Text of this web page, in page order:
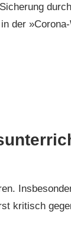
der
kritisch